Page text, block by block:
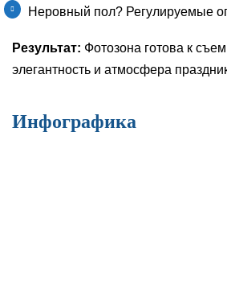
Неровный пол? Регулируемые
Результат: Фотозона готова к
элегантность и атмосфера
Инфографика